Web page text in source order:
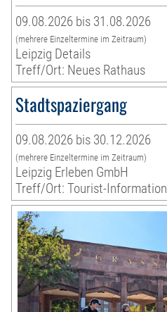
09.08.2026 bis 31.08.2026
(mehrere Einzeltermine im Zeitraum)
Leipzig Details
Treff/Ort: Neues Rathaus
Stadtspaziergang
09.08.2026 bis 30.12.2026
(mehrere Einzeltermine im Zeitraum)
Leipzig Erleben GmbH
Treff/Ort: Tourist-Information